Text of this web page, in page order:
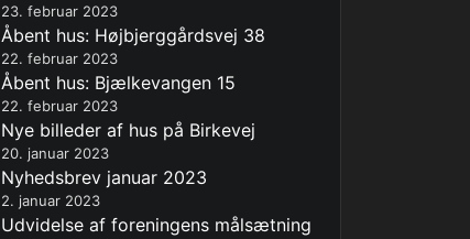
23. februar 2023
Åbent hus: Højbjerggårdsvej 38
22. februar 2023
Åbent hus: Bjælkevangen 15
22. februar 2023
Nye billeder af hus på Birkevej
20. januar 2023
Nyhedsbrev januar 2023
2. januar 2023
Udvidelse af foreningens målsætning